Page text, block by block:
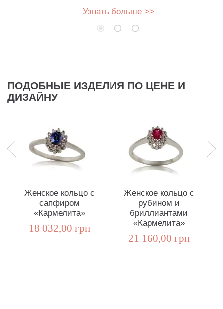
Узнать больше >>
ПОДОБНЫЕ ИЗДЕЛИЯ ПО ЦЕНЕ И
ДИЗАЙНУ
Женское кольцо с
сапфиром
«Кармелита»
18 032,00 грн
Женское кольцо с
рубином и
бриллиантами
«Кармелита»
21 160,00 грн